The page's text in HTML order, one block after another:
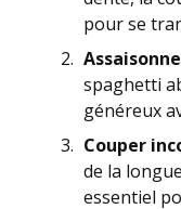
pour se
spaghetti
généreux
Couper
de la
essentiel